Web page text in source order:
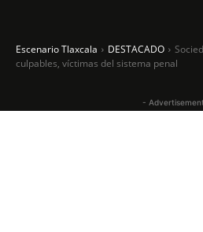
Escenario Tlaxcala DESTACADO
culpables, víctimas del sistema penal
-